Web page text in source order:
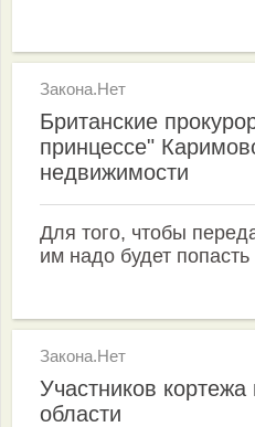
Закона.Нет
Британские
принцессе"
недвижимости
Для того, чтобы
им надо будет
Закона.Нет
Участников кортежа
области